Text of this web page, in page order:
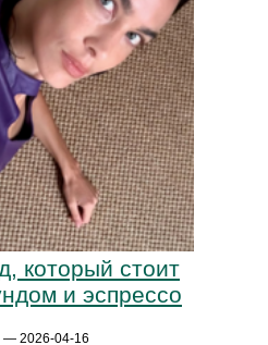
который стоит
и эспрессо
— 2026-04-16